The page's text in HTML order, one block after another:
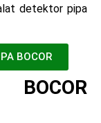
detektor pipa
BOCOR